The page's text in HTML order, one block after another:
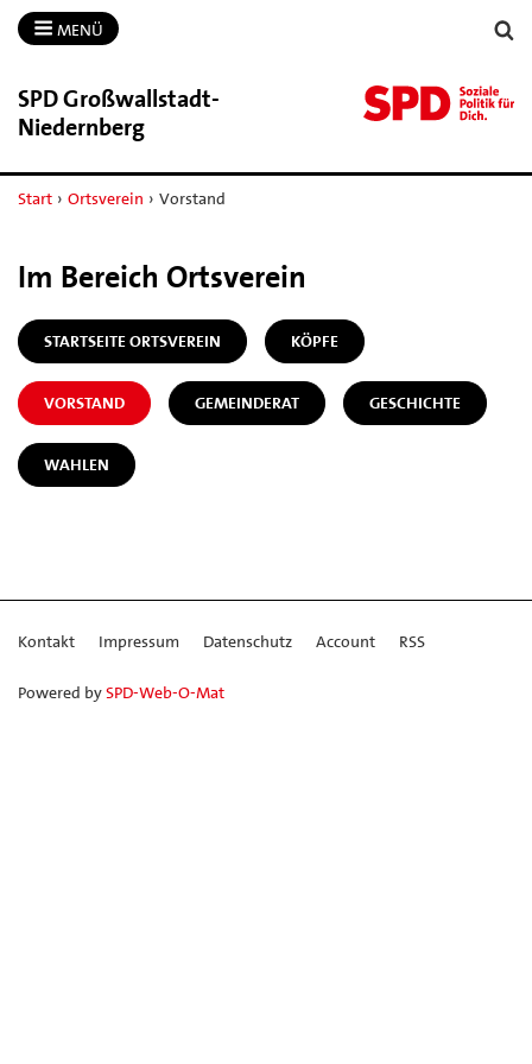
MENÜ
SPD Großwallstadt-​
Niedernberg
Start › Ortsverein › Vorstand
Im Bereich Ortsverein
STARTSEITE ORTSVEREIN KÖPFE
VORSTAND GEMEINDERAT GESCHICHTE
WAHLEN
Kontakt Impressum Datenschutz Account RSS
Powered bySPD-Web-O-Mat